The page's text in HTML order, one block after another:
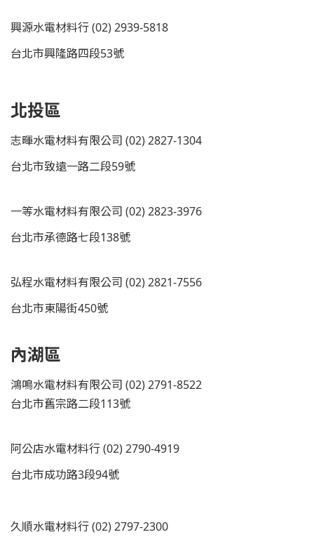
興源水電材料行 (02) 2939-5818
台北市興隆路四段53號
北投區
志暉水電材料有限公司 (02) 2827-1304
台北市致遠一路二段59號
一等水電材料有限公司 (02) 2823-3976
台北市承德路七段138號
弘程水電材料有限公司 (02) 2821-7556
台北市東陽街450號
內湖區
鴻鳴水電材料有限公司 (02) 2791-8522
台北市舊宗路二段113號
阿公店水電材料行 (02) 2790-4919
台北市成功路3段94號
久順水電材料行 (02) 2797-2300